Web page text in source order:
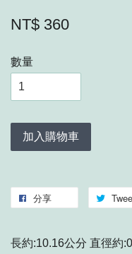
NT$ 360
數量
加入購物車
分享
長約:10.16公分 直徑約